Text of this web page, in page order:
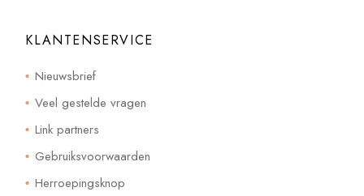
KLANTENSERVICE
Nieuwsbrief
Veel gestelde vragen
Link partners
Gebruiksvoorwaarden
Herroepingsknop